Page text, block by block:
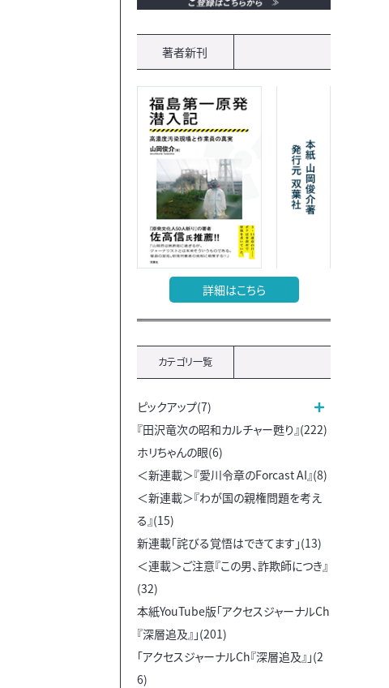
著者新刊
詳細はこちら
カテゴリ一覧
ピックアップ(7)
『田沢竜次の昭和カルチャー甦り』(222)
ホリちゃんの眼(6)
＜新連載＞『愛川令章のForcast AI』(8)
＜新連載＞『わが国の親権問題を考え
る』(15)
新連載「詫びる覚悟はできてます」(13)
＜連載＞ご注意『この男、詐欺師につき』
(32)
本紙YouTube版「アクセスジャーナルCh
『深層追及』」(201)
「アクセスジャーナルCh『深層追及』」(2
6)